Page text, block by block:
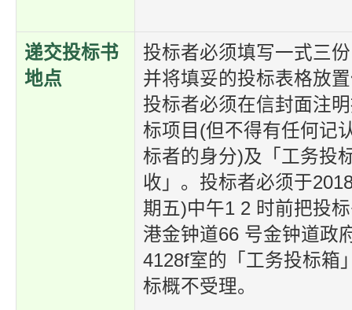
递交投标书
地点
投标者必须填写一式三
并将填妥的投标表格放
投标者必须在信封面注
标项目(但不得有任何记
标者的身分)及「工务投
收」。投标者必须于
期五)中午1 2 时前把投
港金钟道66 号金钟道政
4128f室的「工务投标箱
标概不受理。